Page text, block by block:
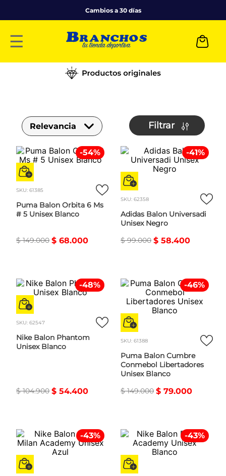
Cambios a 30 días
☰
Relevancia Filtrar
-54%
SKU: 61385
Puma Balon Orbita 6 Ms
# 5 Unisex Blanco
$ 149.000 $ 68.000
-41%
SKU: 62358
Adidas Balon Universadi
Unisex Negro
$ 99.000 $ 58.400
-48%
SKU: 62547
Nike Balon Phantom
Unisex Blanco
$ 104.900 $ 54.400
-46%
SKU: 61388
Puma Balon Cumbre
Conmebol Libertadores
Unisex Blanco
$ 149.000 $ 79.000
-43% -43%